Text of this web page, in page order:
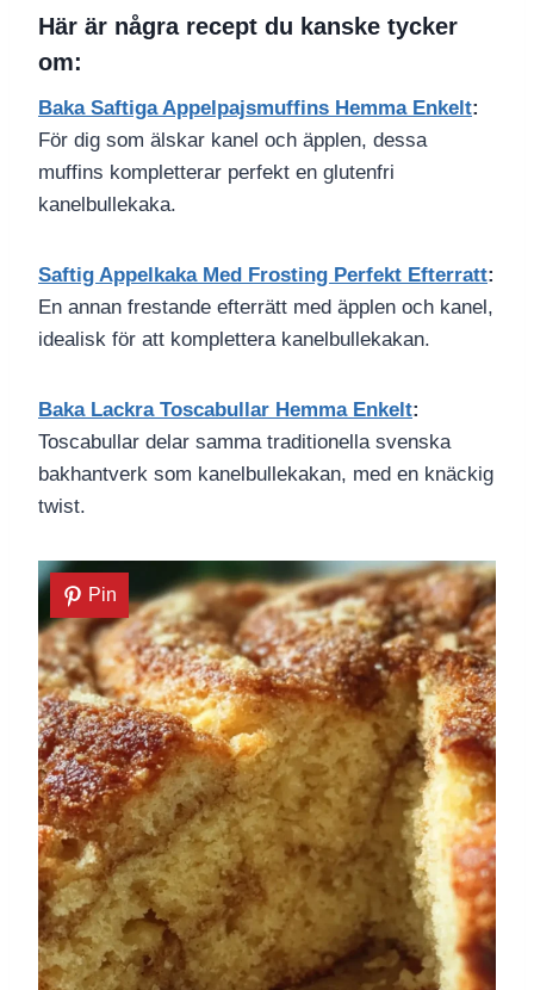
Här är några recept du kanske tycker
om:
Baka Saftiga Appelpajsmuffins Hemma Enkelt:
För dig som älskar kanel och äpplen, dessa
muffins kompletterar perfekt en glutenfri
kanelbullekaka.
Saftig Appelkaka Med Frosting Perfekt Efterratt:
En annan frestande efterrätt med äpplen och kanel,
idealisk för att komplettera kanelbullekakan.
Baka Lackra Toscabullar Hemma Enkelt:
Toscabullar delar samma traditionella svenska
bakhantverk som kanelbullekakan, med en knäckig
twist.
Pin